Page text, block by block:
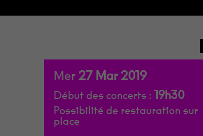
Mer 27 Mar 2019
Début des concerts : 19h30
Possibilité de restauration sur
place